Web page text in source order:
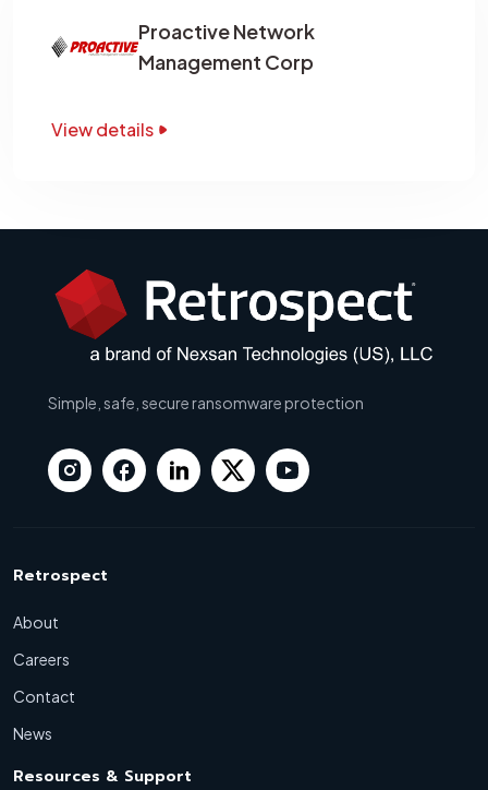
Proactive Network
Management Corp
View details
Simple, safe, secure ransomware protection
Retrospect
About
Careers
Contact
News
Resources & Support